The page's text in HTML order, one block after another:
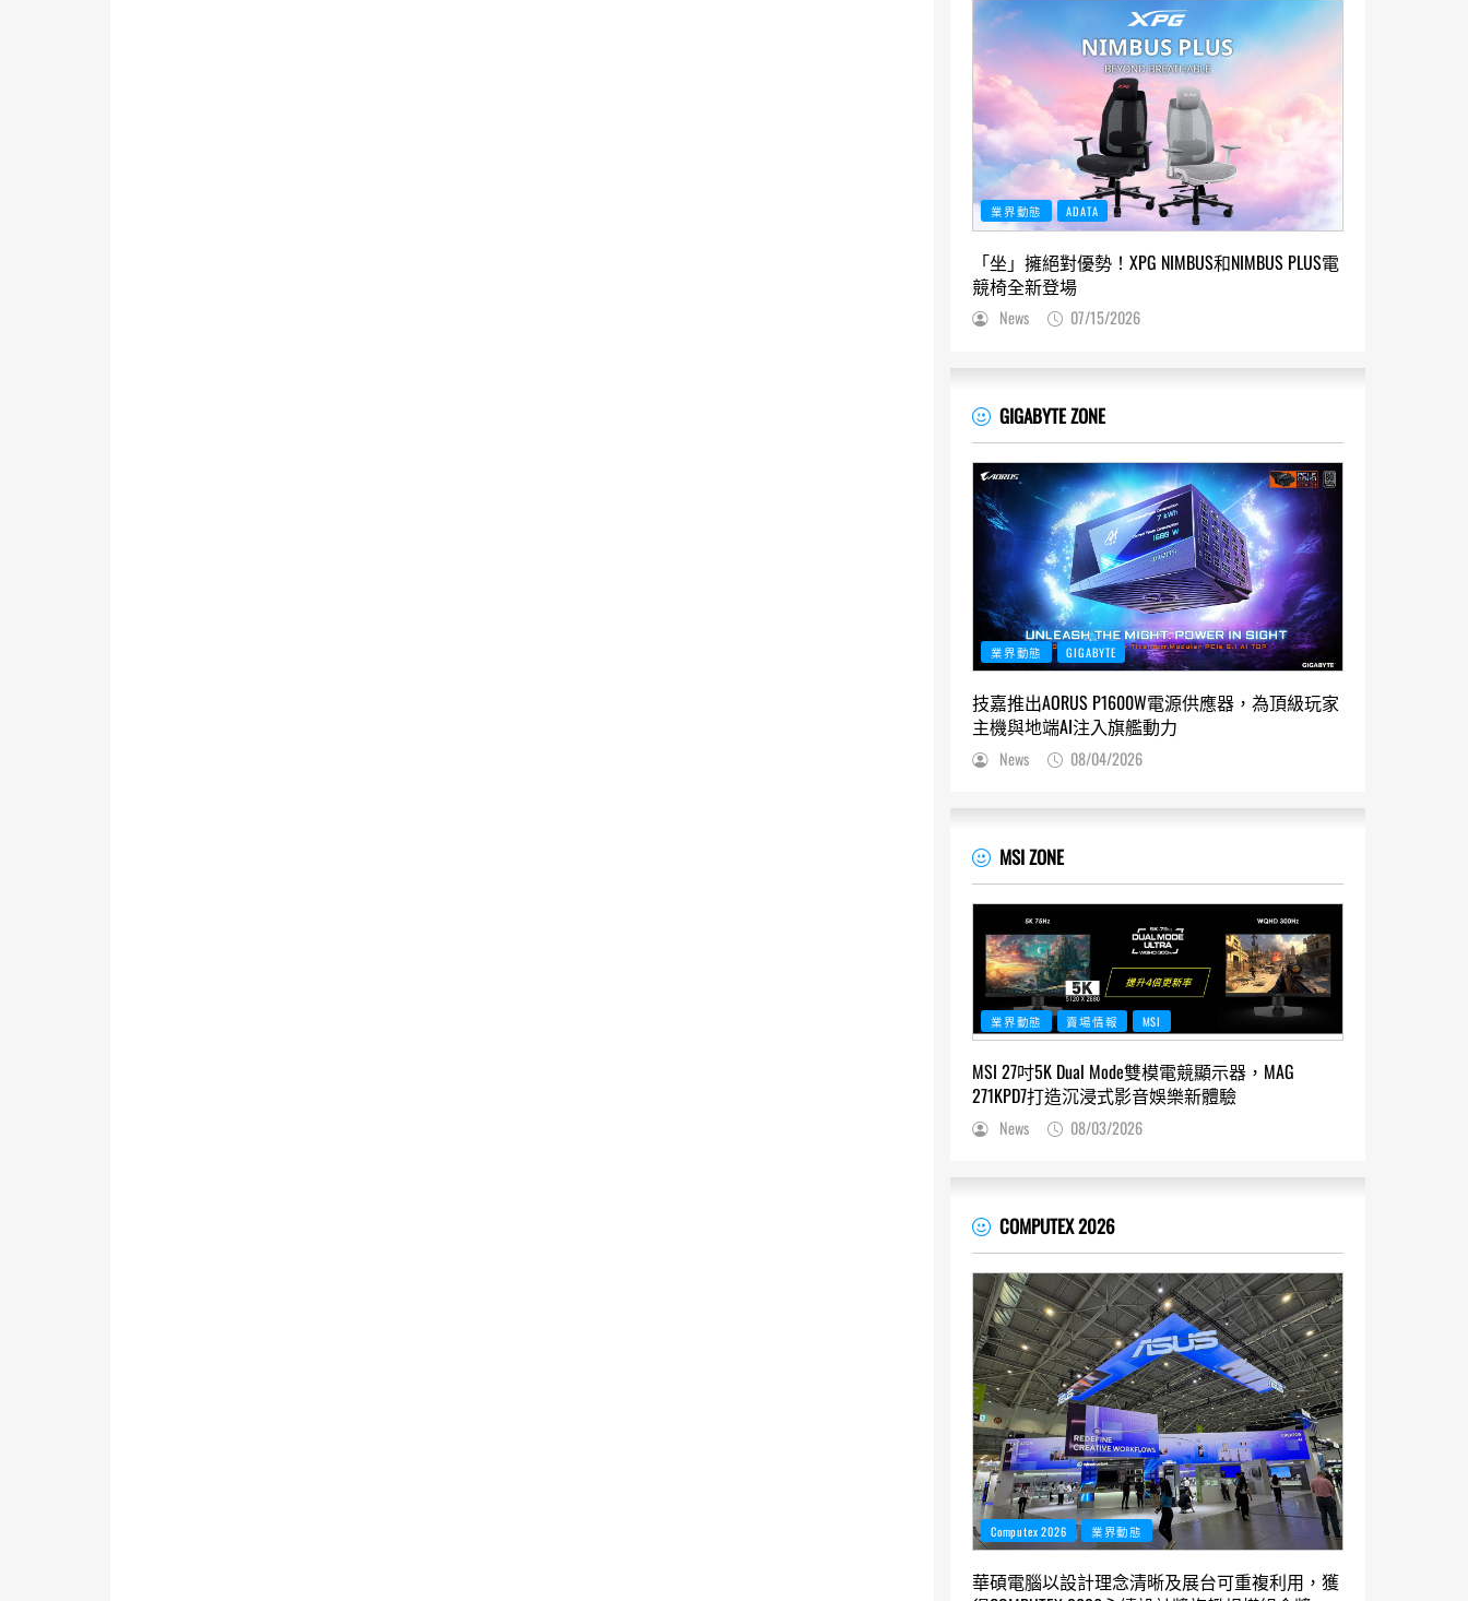
業界動態 ADATA
「坐」擁絕對優勢！XPG NIMBUS和NIMBUS PLUS電
競椅全新登場
News 07/15/2026
GIGABYTE ZONE
業界動態 GIGABYTE
技嘉推出AORUS P1600W電源供應器，為頂級玩家
主機與地端AI注入旗艦動力
News 08/04/2026
MSI ZONE
業界動態 賣場情報 MSI
MSI 27吋5K Dual Mode雙模電競顯示器，MAG
271KPD7打造沉浸式影音娛樂新體驗
News 08/03/2026
COMPUTEX 2026
Computex 2026 業界動態
華碩電腦以設計理念清晰及展台可重複利用，獲